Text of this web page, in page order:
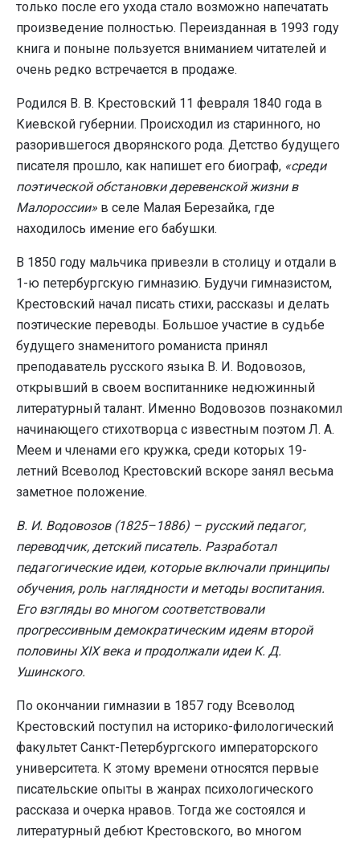
только после его ухода стало возможно напечатать
произведение полностью. Переизданная в 1993 году
книга и поныне пользуется вниманием читателей и
очень редко встречается в продаже.
Родился В. В. Крестовский 11 февраля 1840 года в
Киевской губернии. Происходил из старинного, но
разорившегося дворянского рода. Детство будущего
писателя прошло, как напишет его биограф, «среди
поэтической обстановки деревенской жизни в
Малороссии» в селе Малая Березайка, где
находилось имение его бабушки.
В 1850 году мальчика привезли в столицу и отдали в
1-ю петербургскую гимназию. Будучи гимназистом,
Крестовский начал писать стихи, рассказы и делать
поэтические переводы. Большое участие в судьбе
будущего знаменитого романиста принял
преподаватель русского языка В. И. Водовозов,
открывший в своем воспитаннике недюжинный
литературный талант. Именно Водовозов познакомил
начинающего стихотворца с известным поэтом Л. А.
Меем и членами его кружка, среди которых 19-
летний Всеволод Крестовский вскоре занял весьма
заметное положение.
В. И. Водовозов (1825–1886) – русский педагог,
переводчик, детский писатель. Разработал
педагогические идеи, которые включали принципы
обучения, роль наглядности и методы воспитания.
Его взгляды во многом соответствовали
прогрессивным демократическим идеям второй
половины XIX века и продолжали идеи К. Д.
Ушинского.
По окончании гимназии в 1857 году Всеволод
Крестовский поступил на историко-филологический
факультет Санкт-Петербургского императорского
университета. К этому времени относятся первые
писательские опыты в жанрах психологического
рассказа и очерка нравов. Тогда же состоялся и
литературный дебют Крестовского, во многом